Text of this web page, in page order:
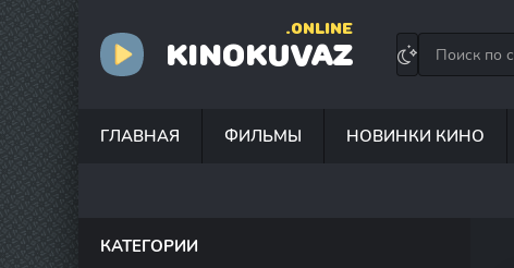
KINOKUVAZ
.ONLINE
ГЛАВНАЯ ФИЛЬМЫ НОВИНКИ КИНО
КАТЕГОРИИ